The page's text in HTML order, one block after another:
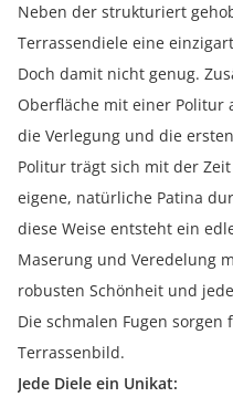
Neben der strukturiert
Terrassendiele eine
Doch damit nicht genug.
Oberfläche mit einer Politur
die Verlegung und die
Politur trägt sich mit der
eigene, natürliche Patina
diese Weise entsteht ein
Maserung und Veredelung
robusten Schönheit und
Die schmalen Fugen
Terrassenbild.
Jede Diele ein Unikat: